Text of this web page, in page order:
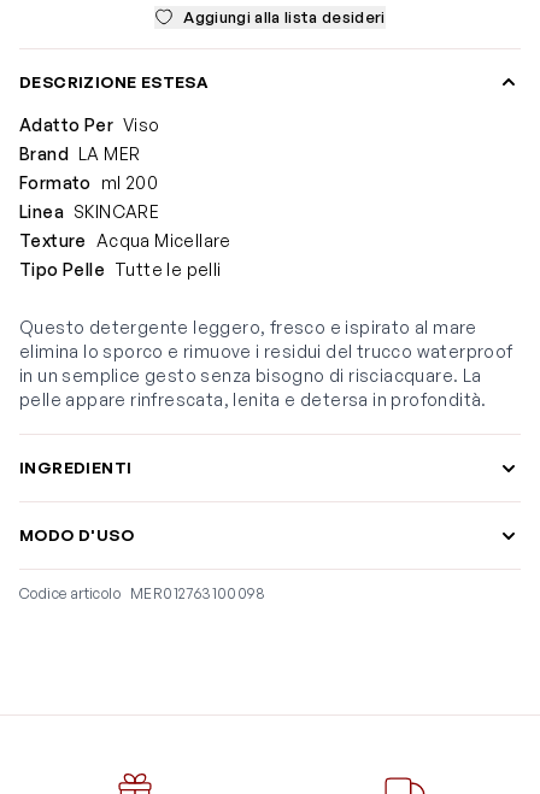
Aggiungi alla lista desideri
DESCRIZIONE ESTESA
Adatto Per Viso
Brand
LA MER
Formato
ml 200
Linea SKINCARE
Texture Acqua Micellare
Tipo Pelle Tutte le pelli
Questo detergente leggero, fresco e ispirato al mare
elimina lo sporco e rimuove i residui del trucco waterproof
in un semplice gesto senza bisogno di risciacquare. La
pelle appare rinfrescata, lenita e detersa in profondità.
INGREDIENTI
MODO D'USO
Codice articolo MER012763100098